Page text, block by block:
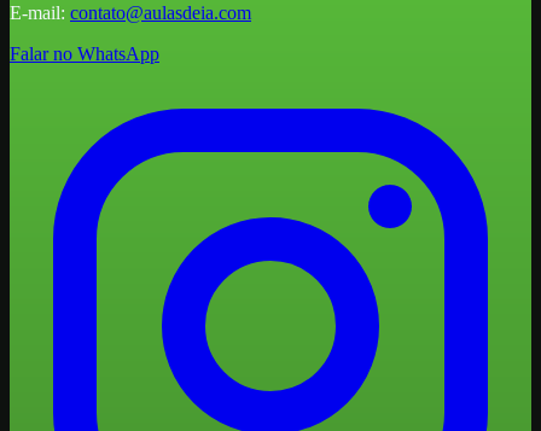
E-mail: contato@aulasdeia.com
Falar no WhatsApp